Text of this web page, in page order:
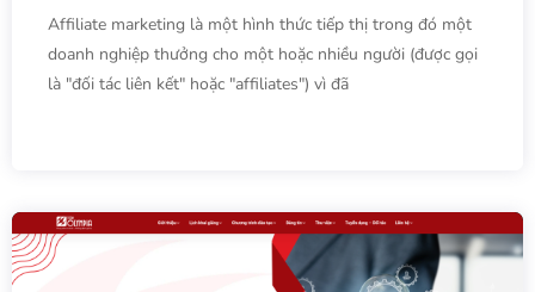
Affiliate marketing là một hình thức tiếp thị trong đó một
doanh nghiệp thưởng cho một hoặc nhiều người (được gọi
là "đối tác liên kết" hoặc "affiliates") vì đã